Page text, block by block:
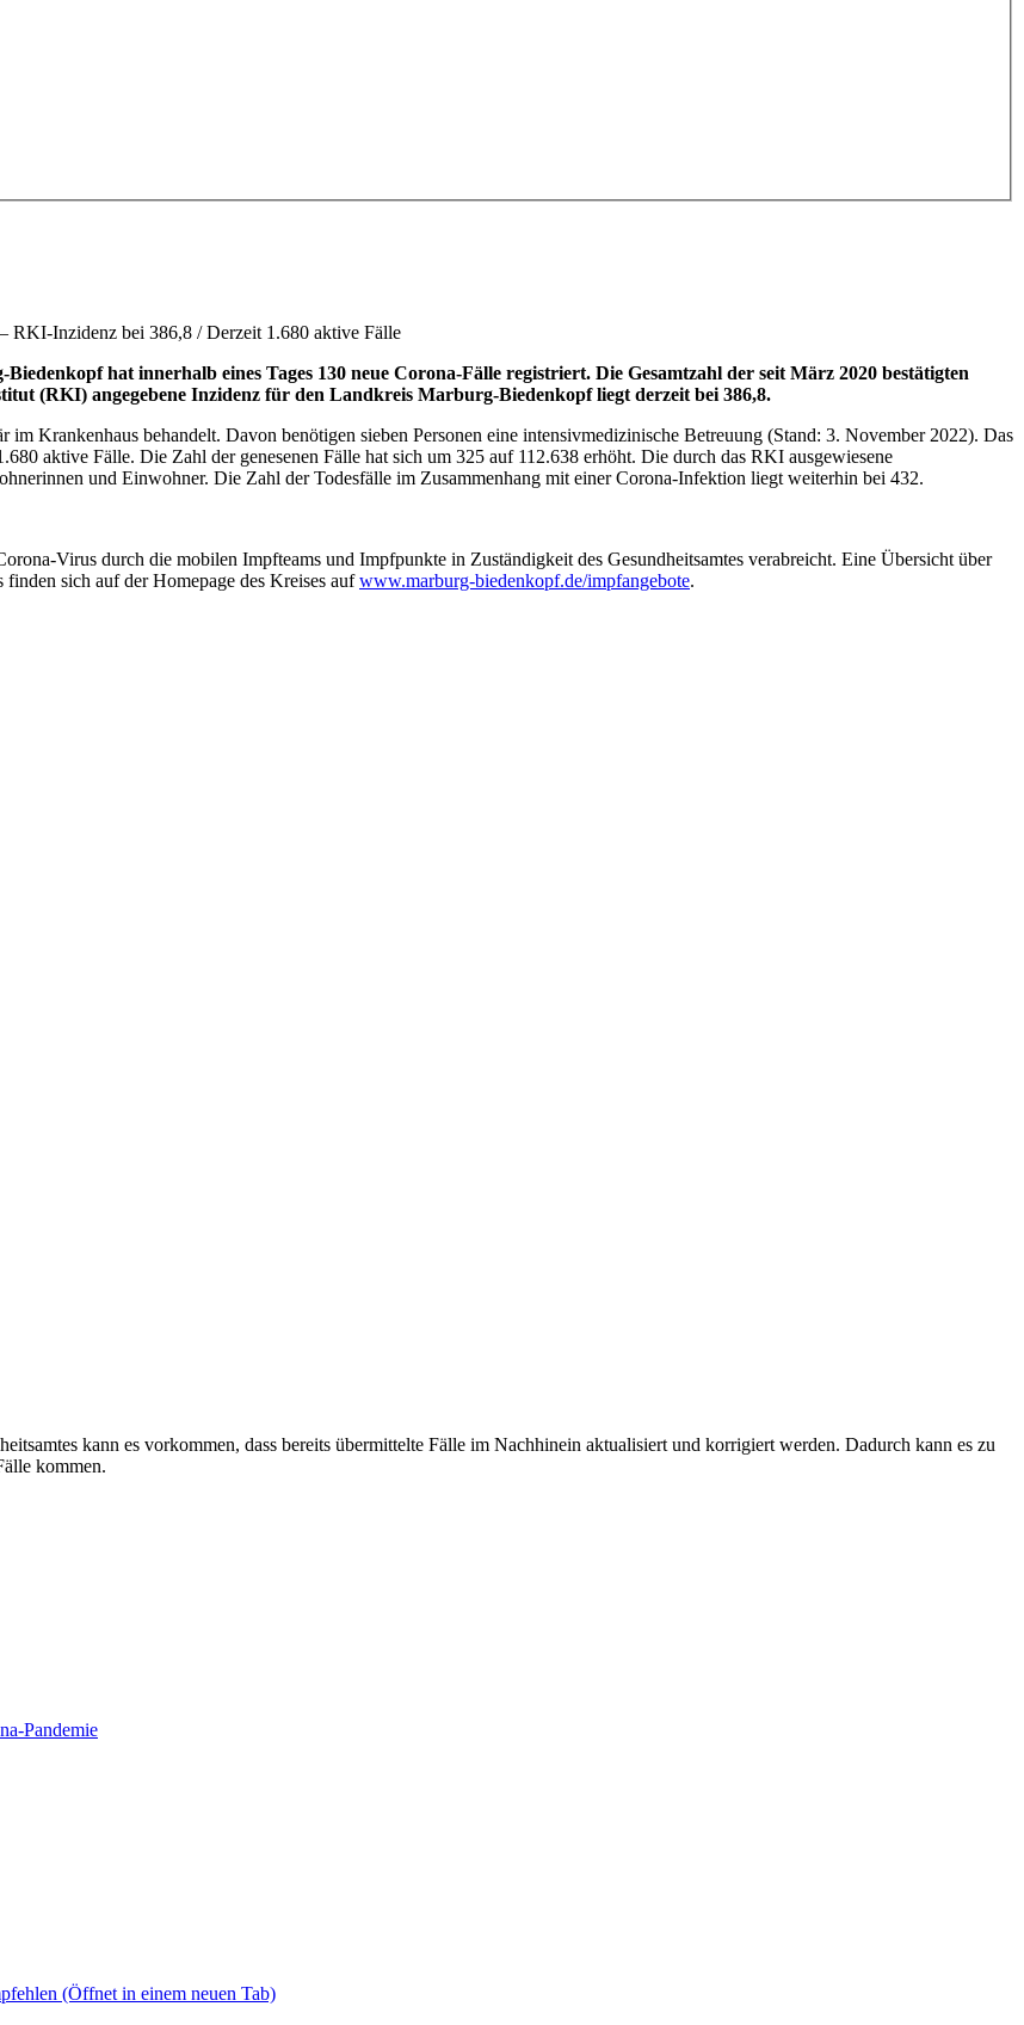
RKI-Inzidenz bei 386,8 / Derzeit 1.680 aktive Fälle
hat innerhalb eines Tages 130 neue Corona-Fälle registriert. Die Gesamtzahl der seit März 2020 bestätigten
(RKI) angegebene Inzidenz für den Landkreis Marburg-Biedenkopf liegt derzeit bei 386,8.
Krankenhaus behandelt. Davon benötigen sieben Personen eine intensivmedizinische Betreuung (Stand: 3. November 2022). Das
aktive Fälle. Die Zahl der genesenen Fälle hat sich um 325 auf 112.638 erhöht. Die durch das RKI ausgewiesene
und Einwohner. Die Zahl der Todesfälle im Zusammenhang mit einer Corona-Infektion liegt weiterhin bei 432.
Virus durch die mobilen Impfteams und Impfpunkte in Zuständigkeit des Gesundheitsamtes verabreicht. Eine Übersicht über
sich auf der Homepage des Kreises aufwww.marburg-biedenkopf.de/impfangebote.
kann es vorkommen, dass bereits übermittelte Fälle im Nachhinein aktualisiert und korrigiert werden. Dadurch kann es zu
kommen.
Pandemie
(Öffnet in einem neuen Tab)